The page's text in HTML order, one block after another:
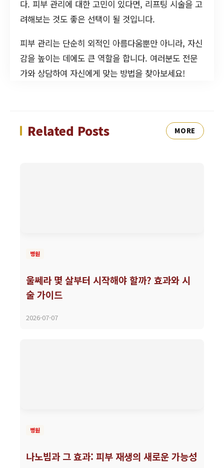
다. 피부 관리에 대한 고민이 있다면, 리프팅 시술을 고
려해보는 것도 좋은 선택이 될 것입니다.
피부 관리는 단순히 외적인 아름다움뿐만 아니라, 자신
감을 높이는 데에도 큰 역할을 합니다. 여러분도 전문
가와 상담하여 자신에게 맞는 방법을 찾아보세요!
Related Posts MORE
병원
울쎄라 몇 살부터 시작해야 할까? 효과와 시
술 가이드
2026-07-07
병원
나노빔과 그 효과: 피부 재생의 새로운 가능성